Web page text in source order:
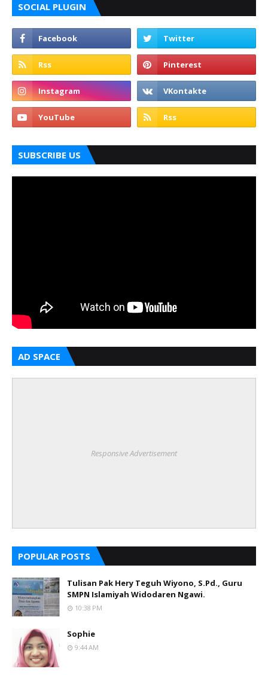
SOCIAL PLUGIN
SUBSCRIBE US
AD SPACE
Responsive Advertisement
POPULAR POSTS
Tulisan Pak Hery Teguh Wiyono, S.Pd., Guru
SMPN Islamiyah Widodaren Ngawi.
10:38 PM
Sophie
9:44 AM